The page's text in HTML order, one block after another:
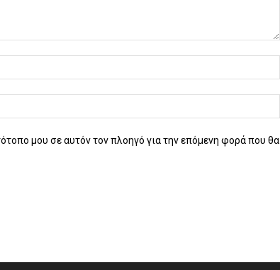
μου σε αυτόν τον πλοηγό για την επόμενη φορά που θα